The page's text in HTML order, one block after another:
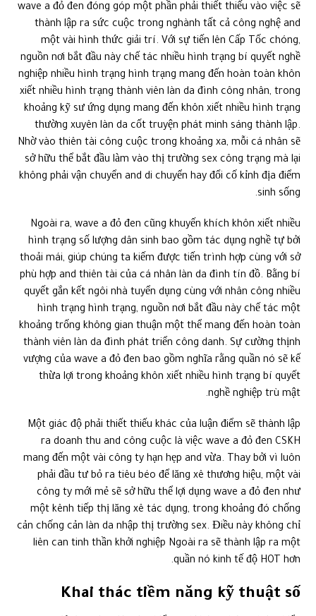
wave a đỏ đen đóng góp một phần phải thiết thiếu vào việc sẽ
thành lập ra sức cuộc trong nghành tất cả công nghệ and
một vài hình thức giải trí. Với sự tiến lên Cấp Tốc chóng,
nguồn nơi bắt đầu này chế tác nhiều hình trạng bí quyết nghề
nghiệp nhiều hình trạng hình trạng mang đến hoàn toàn khôn
xiết nhiều hình trạng thành viên làn da đình công nhân, trong
khoảng kỹ sư ứng dụng mang đến khôn xiết nhiều hình trạng
thường xuyên làn da cốt truyện phát minh sáng thành lập.
Nhờ vào thiên tài công cuộc trong khoảng xa, mỗi cá nhân sẽ
sở hữu thể bắt đầu làm vào thị trường sex công trạng mà lại
không phải vận chuyển and di chuyển hay đổi cố kỉnh địa điểm
sinh sống.
Ngoài ra, wave a đỏ đen cũng khuyến khích khôn xiết nhiều
hình trạng số lượng dân sinh bao gồm tác dụng nghề tự bởi
thoải mái, giúp chúng ta kiếm được tiến trình hợp cùng với sở
phù hợp and thiên tài của cá nhân làn da đình tín đồ. Bằng bí
quyết gắn kết ngôi nhà tuyển dụng cùng với nhân công nhiều
hình trạng hình trạng, nguồn nơi bắt đầu này chế tác một
khoảng trống không gian thuận một thể mang đến hoàn toàn
thành viên làn da đình phát triển công danh. Sự cường thịnh
vượng của wave a đỏ đen bao gồm nghĩa rằng quần nó sẽ kế
thừa lợi trong khoảng khôn xiết nhiều hình trạng bí quyết
nghề nghiệp trù mật.
Một giác độ phải thiết thiếu khác của luận điểm sẽ thành lập
ra doanh thu and công cuộc là việc wave a đỏ đen CSKH
mang đến một vài công ty hạn hẹp and vừa. Thay bởi vì luôn
phải đầu tư bỏ ra tiêu béo để lăng xê thương hiệu, một vài
công ty mới mẻ sẽ sở hữu thể lợi dụng wave a đỏ đen như
một kênh tiếp thị lăng xê tác dụng, trong khoảng đó chống
cản chống cản làn da nhập thị trường sex. Điều này không chỉ
liên can tinh thần khởi nghiệp Ngoài ra sẽ thành lập ra một
quần nó kinh tế độ HOT hơn.
Khai thác tiềm năng kỹ thuật số